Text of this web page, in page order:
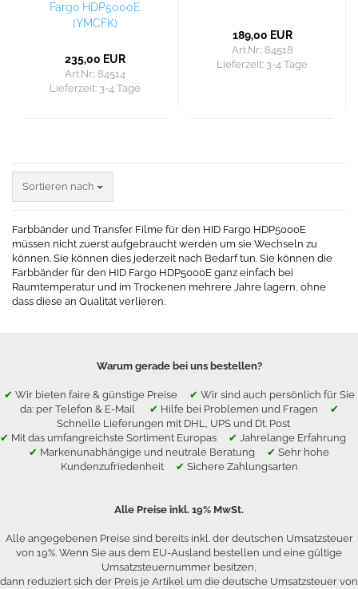
Fargo HDP5000E
(YMCFK)
235,00 EUR
Art.Nr.: 84514
Lieferzeit: 3-4 Tage
189,00 EUR
Art.Nr.: 84518
Lieferzeit: 3-4 Tage
Sortieren nach
Sortieren nach
Farbbänder und Transfer Filme für den HID Fargo HDP5000E
müssen nicht zuerst aufgebraucht werden um sie Wechseln zu
können. Sie können dies jederzeit nach Bedarf tun. Sie können die
Farbbänder für den HID Fargo HDP5000E ganz einfach bei
Raumtemperatur und im Trockenen mehrere Jahre lagern, ohne
dass diese an Qualität verlieren.
Warum gerade bei uns bestellen?
✔ Wir bieten faire & günstige Preise ✔ Wir sind auch persönlich für Sie
da: per Telefon & E-Mail ✔ Hilfe bei Problemen und Fragen ✔
Schnelle Lieferungen mit DHL, UPS und Dt. Post
✔ Mit das umfangreichste Sortiment Europas ✔ Jahrelange Erfahrung
✔ Markenunabhängige und neutrale Beratung ✔ Sehr hohe
Kundenzufriedenheit ✔ Sichere Zahlungsarten
Alle Preise inkl. 19% MwSt.
Alle angegebenen Preise sind bereits inkl. der deutschen Umsatzsteuer
von 19%. Wenn Sie aus dem EU-Ausland bestellen und eine gültige
Umsatzsteuernummer besitzen,
dann reduziert sich der Preis je Artikel um die deutsche Umsatzsteuer von